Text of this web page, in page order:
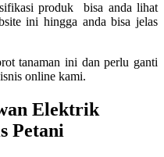
produk bisa anda lihat
ini hingga anda bisa jelas
tanaman ini dan perlu ganti
online kami.
Elektrik
Petani